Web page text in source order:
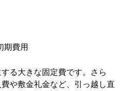
期費用
る大きな固定費です。さら
や敷金礼金など、引っ越し直